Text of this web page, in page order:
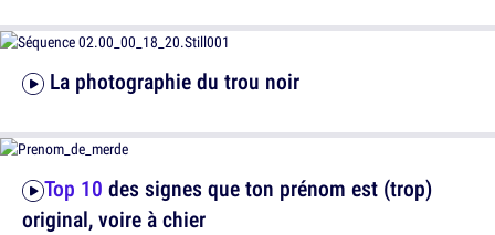
La photographie du trou noir
Top 10 des signes que ton prénom est (trop)
original, voire à chier